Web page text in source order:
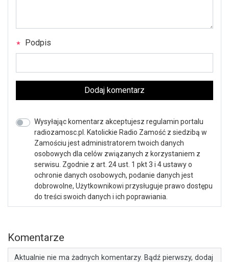
Podpis
Dodaj komentarz
Wysyłając komentarz akceptujesz regulamin portalu
radiozamosc.pl. Katolickie Radio Zamość z siedzibą w
Zamościu jest administratorem twoich danych
osobowych dla celów związanych z korzystaniem z
serwisu. Zgodnie z art. 24 ust. 1 pkt 3 i 4 ustawy o
ochronie danych osobowych, podanie danych jest
dobrowolne, Użytkownikowi przysługuje prawo dostępu
do treści swoich danych i ich poprawiania.
Komentarze
Aktualnie nie ma żadnych komentarzy. Bądź pierwszy, dodaj